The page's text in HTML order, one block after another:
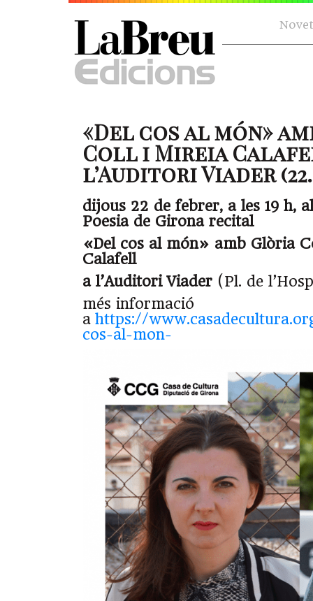
«Del cos al món»
Coll i Mireia
l’Auditori Viader
dijous 22 de febrer, a les 19 h,
Poesia de Girona recital
«Del cos al món» amb Glòria
Calafell
a l’Auditori Viader (Pl. de
més informació
a https://
cos-al-mon-